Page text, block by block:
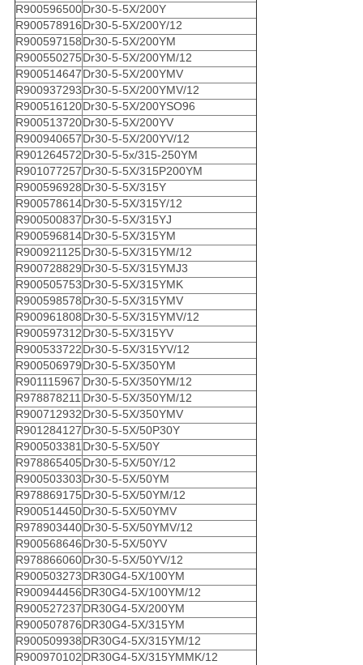
R900596500Dr30-5-5X/200Y
R900578916Dr30-5-5X/200Y/12
R900597158Dr30-5-5X/200YM
R900550275Dr30-5-5X/200YM/12
R900514647Dr30-5-5X/200YMV
R900937293Dr30-5-5X/200YMV/12
R900516120Dr30-5-5X/200YSO96
R900513720Dr30-5-5X/200YV
R900940657Dr30-5-5X/200YV/12
R901264572Dr30-5-5x/315-250YM
R901077257Dr30-5-5X/315P200YM
R900596928Dr30-5-5X/315Y
R900578614Dr30-5-5X/315Y/12
R900500837Dr30-5-5X/315YJ
R900596814Dr30-5-5X/315YM
R900921125 Dr30-5-5X/315YM/12
R900728829Dr30-5-5X/315YMJ3
R900505753Dr30-5-5X/315YMK
R900598578Dr30-5-5X/315YMV
R900961808Dr30-5-5X/315YMV/12
R900597312Dr30-5-5X/315YV
R900533722Dr30-5-5X/315YV/12
R900506979Dr30-5-5X/350YM
R901115967 Dr30-5-5X/350YM/12
R978878211 Dr30-5-5X/350YM/12
R900712932Dr30-5-5X/350YMV
R901284127Dr30-5-5X/50P30Y
R900503381 Dr30-5-5X/50Y
R978865405Dr30-5-5X/50Y/12
R900503303Dr30-5-5X/50YM
R978869175Dr30-5-5X/50YM/12
R900514450Dr30-5-5X/50YMV
R978903440Dr30-5-5X/50YMV/12
R900568646Dr30-5-5X/50YV
R978866060Dr30-5-5X/50YV/12
R900503273DR30G4-5X/100YM
R900944456DR30G4-5X/100YM/12
R900527237DR30G4-5X/200YM
R900507876DR30G4-5X/315YM
R900509938DR30G4-5X/315YM/12
R900970102DR30G4-5X/315YMMK/12